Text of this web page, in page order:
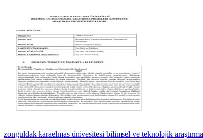
zonguldak karaelmas ünivesitesi bilimsel ve teknolojik araştırma